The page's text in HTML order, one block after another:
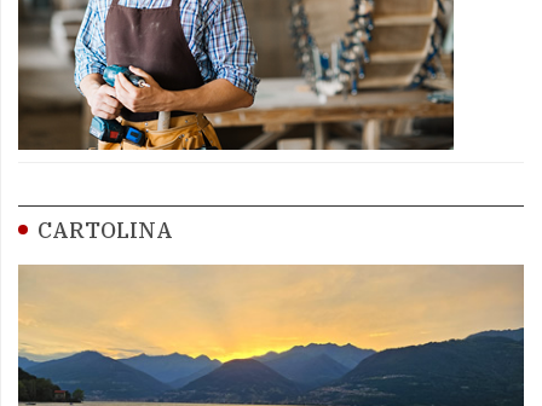
CARTOLINA